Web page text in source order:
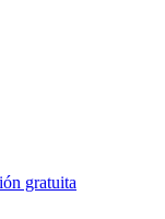
gratuita